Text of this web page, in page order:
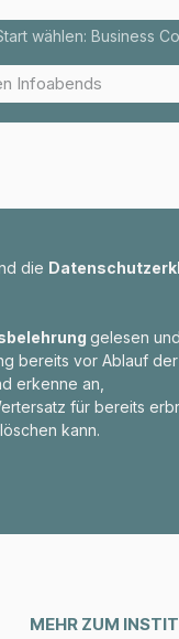
wählen: Business
die
gelesen
bereits vor Ablauf
erkenne an,
für bereits
kann.
MEHR ZUM